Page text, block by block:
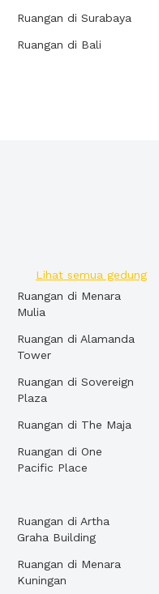
Ruangan di Surabaya
Ruangan di Bali
Lihat semua gedung
Ruangan di Menara
Mulia
Ruangan di Alamanda
Tower
Ruangan di Sovereign
Plaza
Ruangan di The Maja
Ruangan di One
Pacific Place
Ruangan di Artha
Graha Building
Ruangan di Menara
Kuningan